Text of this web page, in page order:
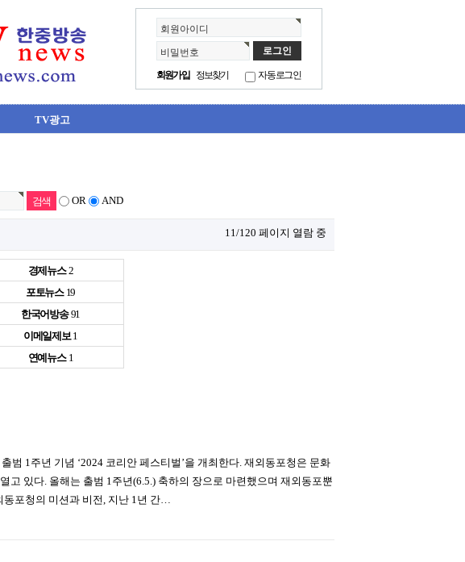
회원아이디
비밀번호
회원가입
정보찾기 자동로그인
TV광고
OR AND
11/120 페이지 열람 중
경제뉴스 2
포토뉴스 19
한국어방송 91
이메일제보 1
연예뉴스 1
1주년 기념 ‘2024 코리안 페스티벌’을 개최한다. 재외동포청은 문화
있다. 올해는 출범 1주년(6.5.) 축하의 장으로 마련했으며 재외동포뿐
동포청의 미션과 비전, 지난 1년 간…